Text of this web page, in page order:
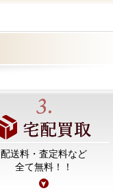
配送料・査定料など
全て無料！！